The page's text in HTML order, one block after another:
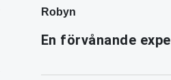
Robyn
En förvånande